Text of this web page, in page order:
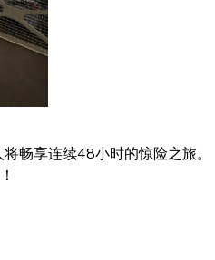
畅享连续48小时的惊险之旅。